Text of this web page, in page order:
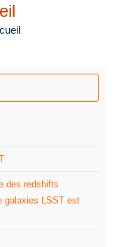
des redshifts
galaxies LSST est